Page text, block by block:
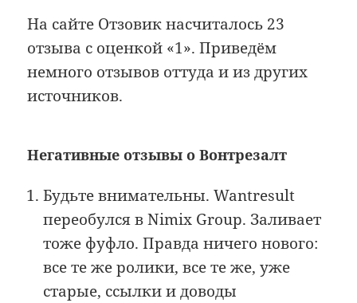
На сайте Отзовик насчиталось 23
отзыва с оценкой «1». Приведём
немного отзывов оттуда и из других
источников.
Негативные отзывы о Вонтрезалт
Будьте внимательны. Wantresult
переобулся в Nimix Group. Заливает
тоже фуфло. Правда ничего нового:
все те же ролики, все те же, уже
старые, ссылки и доводы